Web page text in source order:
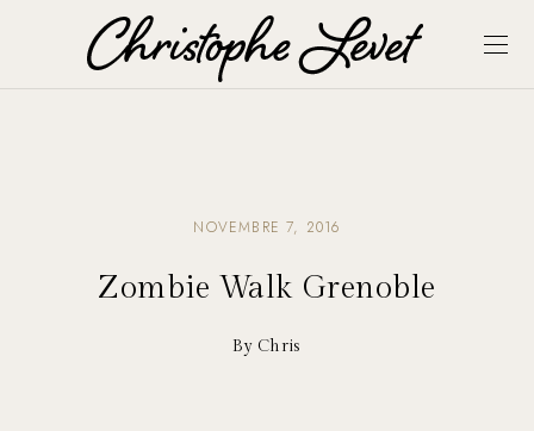
NOVEMBRE 7, 2016
Zombie Walk Grenoble
By Chris